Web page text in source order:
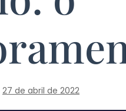
27 de abril de 2022